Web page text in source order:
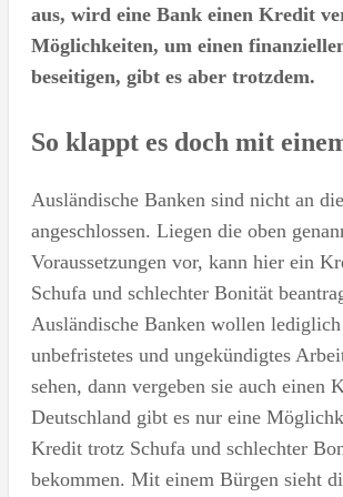
aus, wird eine Bank einen Kredit
Möglichkeiten, um einen
beseitigen, gibt es aber trotzdem.
So klappt es doch mit
Ausländische Banken sind nicht an
angeschlossen. Liegen die oben
Voraussetzungen vor, kann hier ein
Schufa und schlechter Bonität
Ausländische Banken wollen
unbefristetes und ungekündigtes
sehen, dann vergeben sie auch einen
Deutschland gibt es nur eine
Kredit trotz Schufa und schlechter
bekommen. Mit einem Bürgen sieht